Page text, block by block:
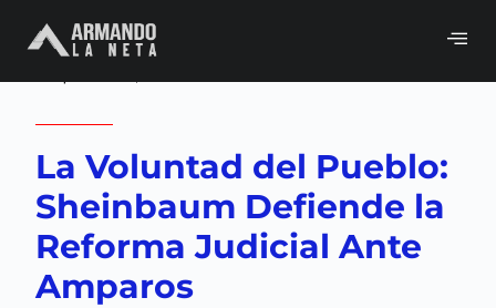
Volver a Congreso
La Voluntad del Pueblo:
Sheinbaum Defiende la
Reforma Judicial Ante
Amparos